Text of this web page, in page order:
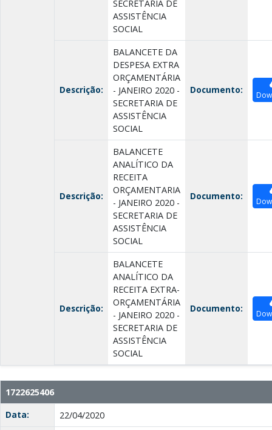
SECRETARIA DE
ASSISTÊNCIA
SOCIAL
Descrição:
BALANCETE DA
DESPESA EXTRA
ORÇAMENTÁRIA
- JANEIRO 2020 -
SECRETARIA DE
ASSISTÊNCIA
SOCIAL
Documento:
Descrição:
BALANCETE
ANALÍTICO DA
RECEITA
ORÇAMENTARIA
- JANEIRO 2020 -
SECRETARIA DE
ASSISTÊNCIA
SOCIAL
Documento:
Descrição:
BALANCETE
ANALÍTICO DA
RECEITA EXTRA-
ORÇAMENTÁRIA
- JANEIRO 2020 -
SECRETARIA DE
ASSISTÊNCIA
SOCIAL
Documento:
1722625406
Data:
22/04/2020